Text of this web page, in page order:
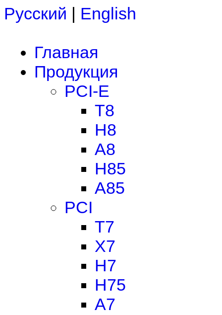
Русский | English
Главная
Продукция
PCI-E
T8
H8
A8
H85
A85
PCI
T7
X7
H7
H75
A7